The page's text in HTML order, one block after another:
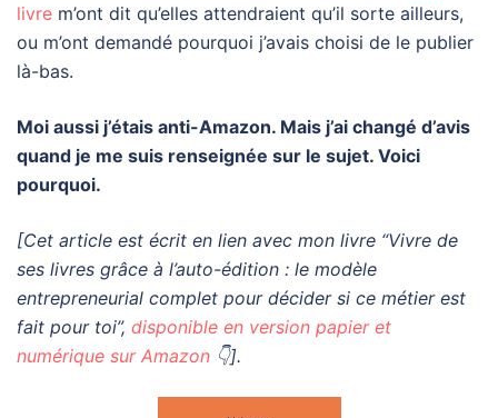
livre m’ont dit qu’elles attendraient qu’il sorte ailleurs,
ou m’ont demandé pourquoi j’avais choisi de le publier
là-bas.
Moi aussi j’étais anti-Amazon. Mais j’ai changé d’avis
quand je me suis renseignée sur le sujet. Voici
pourquoi.
[Cet article est écrit en lien avec mon livre “Vivre de
ses livres grâce à l’auto-édition : le modèle
entrepreneurial complet pour décider si ce métier est
fait pour toi”, disponible en version papier et
numérique sur Amazon 👇].